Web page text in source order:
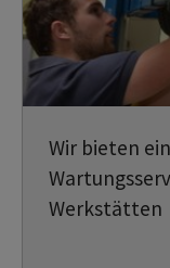
Wir bieten
Werkstätten